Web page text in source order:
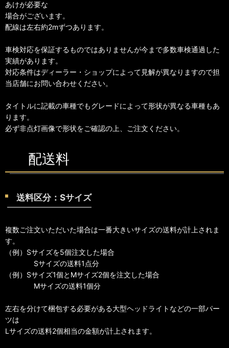
あけが必要な
場合がございます。
配線は左右約2mずつあります。
車検対応を保証するものではありませんが今まで多数車検通過した
実績があります。
対応条件はディーラー・ショップによって見解が異なりますので担
当店舗にお問い合わせください。
タイトルに記載の車種でもグレードによって形状が異なる車種もあ
ります。
必ず非点灯画像で形状をご確認の上、ご注文ください。
配送料
送料区分：Sサイズ
複数ご注文いただいた場合は一番大きいサイズの送料が計上されま
す。
（例）Sサイズを5個注文した場合
Sサイズの送料1点分
（例）Sサイズ1個とMサイズ2個を注文した場合
Mサイズの送料1個分
左右を分けて梱包する必要がある大型ヘッドライトなどの一部パー
ツは
Lサイズの送料2個相当の金額が計上されます。